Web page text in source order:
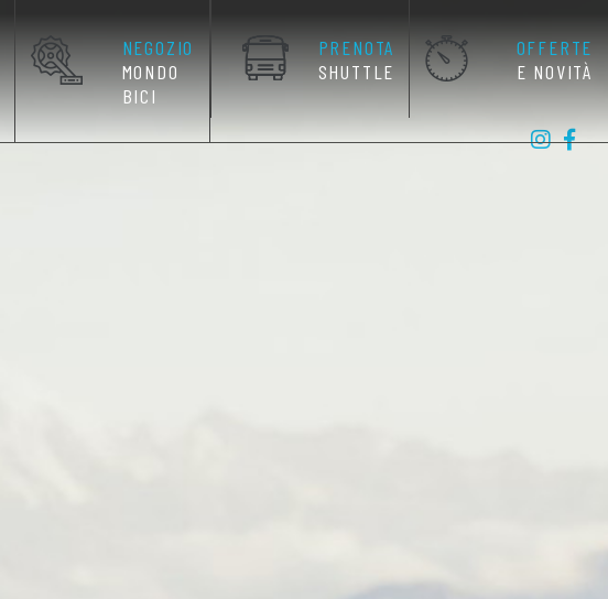
NEGOZIO
MONDO
BICI
PRENOTA
SHUTTLE
OFFERTE
E NOVITÀ